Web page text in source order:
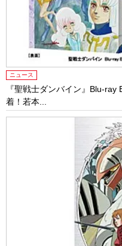
ニュース
『聖戦士ダンバイン』Blu-
着！若本...